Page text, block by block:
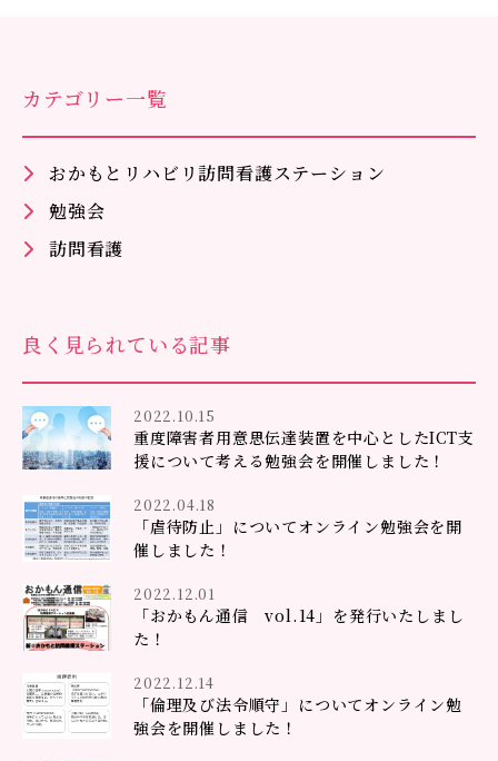
カテゴリー一覧
おかもとリハビリ訪問看護ステーション
勉強会
訪問看護
良く見られている記事
2022.10.15
重度障害者用意思伝達装置を中心としたICT支
援について考える勉強会を開催しました！
2022.04.18
「虐待防止」についてオンライン勉強会を開
催しました！
2022.12.01
「おかもん通信 vol.14」を発行いたしまし
た！
2022.12.14
「倫理及び法令順守」についてオンライン勉
強会を開催しました！